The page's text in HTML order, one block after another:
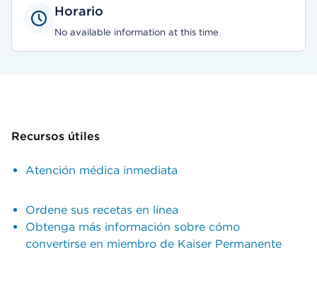
Horario
No available information at this time
Recursos útiles
Atención médica inmediata
Ordene sus recetas en línea
Obtenga más información sobre cómo
convertirse en miembro de Kaiser Permanente